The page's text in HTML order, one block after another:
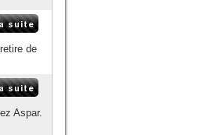
de
Aspar.